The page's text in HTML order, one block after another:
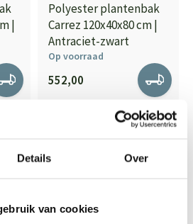
Details Over
van cookies
|
Polyester plantenbak
Carrez 120x40x80 cm |
Antraciet-zwart
Op voorraad
552,00